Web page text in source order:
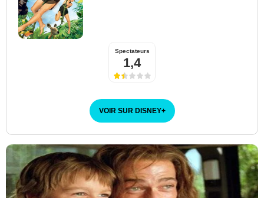
Spectateurs
1,4
VOIR SUR DISNEY+